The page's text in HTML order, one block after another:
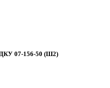
ДКУ 07-156-50 (Ш2)